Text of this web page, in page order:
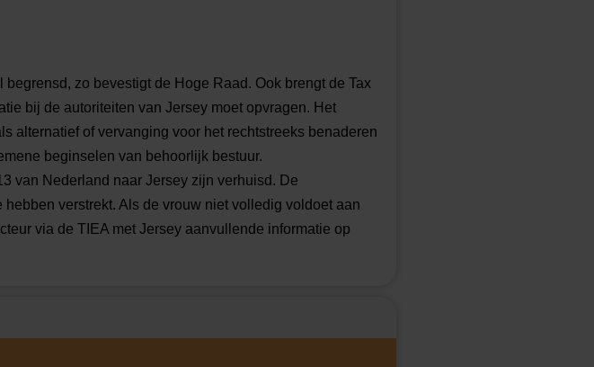
de vethandel ondersteunen de facturenstroom. De
in de jaarrekeningen en dat de partner die de
bewijs. De navorderingsaanslagen zijn terecht opgelegd
zo bevestigt de Hoge Raad. Ook brengt de Tax
bij de autoriteiten van Jersey moet opvragen. Het
alternatief of vervanging voor het rechtstreeks benaderen
beginselen van behoorlijk bestuur.
van Nederland naar Jersey zijn verhuisd. De
verstrekt. Als de vrouw niet volledig voldoet aan
via de TIEA met Jersey aanvullende informatie op
De vrouw stelt dat de inspecteur in strijd heeft